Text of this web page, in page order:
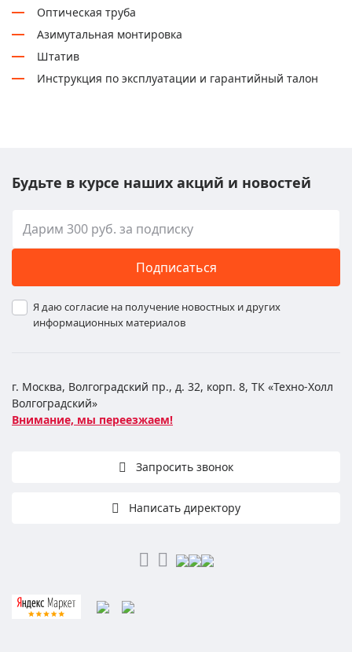
Оптическая труба
Азимутальная монтировка
Штатив
Инструкция по эксплуатации и гарантийный талон
Будьте в курсе наших акций и новостей
Подписаться
Я даю согласие на получение новостных и других
информационных материалов
г. Москва, Волгоградский пр., д. 32, корп. 8, ТК «Техно-Холл
Волгоградский»
Внимание, мы переезжаем!
Запросить звонок
Написать директору